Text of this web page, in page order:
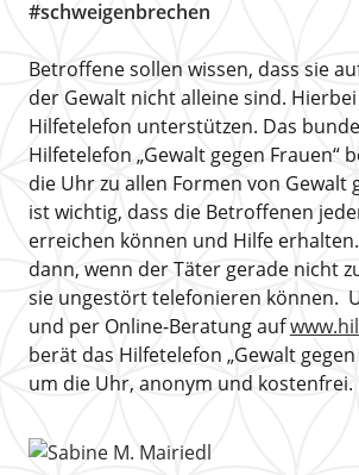
#schweigenbrechen
Betroffene sollen wissen, dass sie
der Gewalt nicht alleine sind.
Hilfetelefon unterstützen. Das
Hilfetelefon „Gewalt gegen Frauen“
die Uhr zu allen Formen von Gewalt
ist wichtig, dass die Betroffenen
erreichen können und Hilfe
dann, wenn der Täter gerade nicht
sie ungestört telefonieren können.
und per Online-Beratung auf
berät das Hilfetelefon „Gewalt
um die Uhr, anonym und kostenfrei.